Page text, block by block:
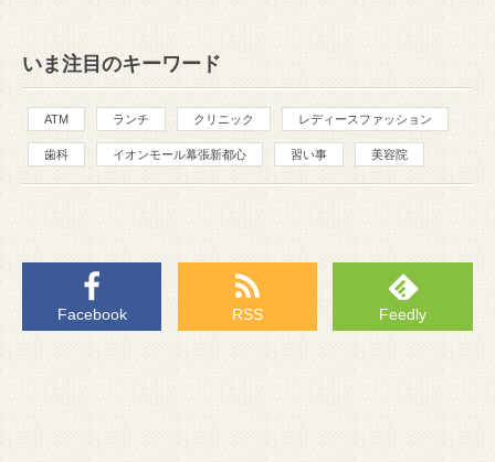
いま注目のキーワード
ATM ランチ クリニック レディースファッション
歯科 イオンモール幕張新都心 習い事 美容院
Facebook RSS Feedly